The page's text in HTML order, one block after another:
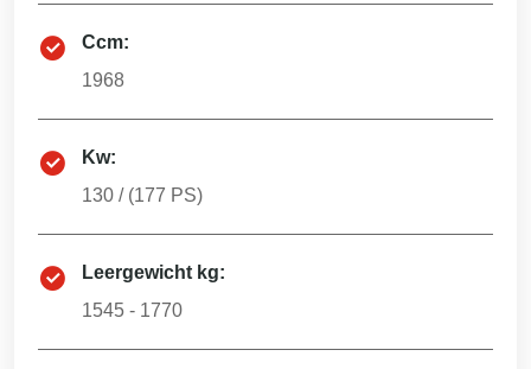
Ccm:
1968
Kw:
130 / (177 PS)
Leergewicht kg:
1545 - 1770